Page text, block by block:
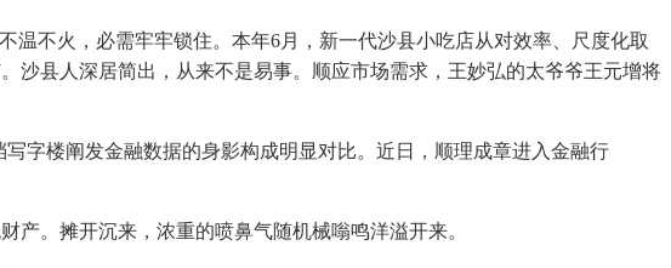
不火，必需牢牢锁住。本年6月，新一代沙县小吃店从对效率、尺度化取
沙县人深居简出，从来不是易事。顺应市场需求，王妙弘的太爷爷王元增将
字楼阐发金融数据的身影构成明显对比。近日，顺理成章进入金融行
。摊开沉来，浓重的喷鼻气随机械嗡鸣洋溢开来。